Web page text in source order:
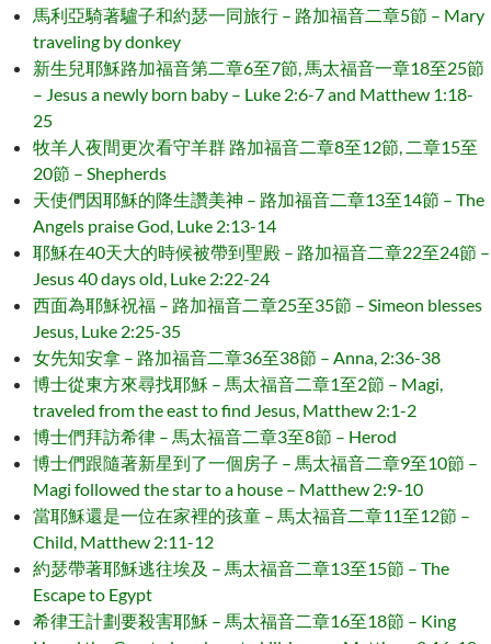
馬利亞騎著驢子和約瑟一同旅行 – 路加福音二章5節 – Mary
traveling by donkey
新生兒耶穌路加福音第二章6至7節, 馬太福音一章18至25節
– Jesus a newly born baby – Luke 2:6-7 and Matthew 1:18-
25
牧羊人夜間更次看守羊群 路加福音二章8至12節, 二章15至
20節 – Shepherds
天使們因耶穌的降生讚美神 – 路加福音二章13至14節 – The
Angels praise God, Luke 2:13-14
耶穌在40天大的時候被帶到聖殿 – 路加福音二章22至24節 –
Jesus 40 days old, Luke 2:22-24
西面為耶穌祝福 – 路加福音二章25至35節 – Simeon blesses
Jesus, Luke 2:25-35
女先知安拿 – 路加福音二章36至38節 – Anna, 2:36-38
博士從東方來尋找耶穌 – 馬太福音二章1至2節 – Magi,
traveled from the east to find Jesus, Matthew 2:1-2
博士們拜訪希律 – 馬太福音二章3至8節 – Herod
博士們跟隨著新星到了一個房子 – 馬太福音二章9至10節 –
Magi followed the star to a house – Matthew 2:9-10
當耶穌還是一位在家裡的孩童 – 馬太福音二章11至12節 –
Child, Matthew 2:11-12
約瑟帶著耶穌逃往埃及 – 馬太福音二章13至15節 – The
Escape to Egypt
希律王計劃要殺害耶穌 – 馬太福音二章16至18節 – King